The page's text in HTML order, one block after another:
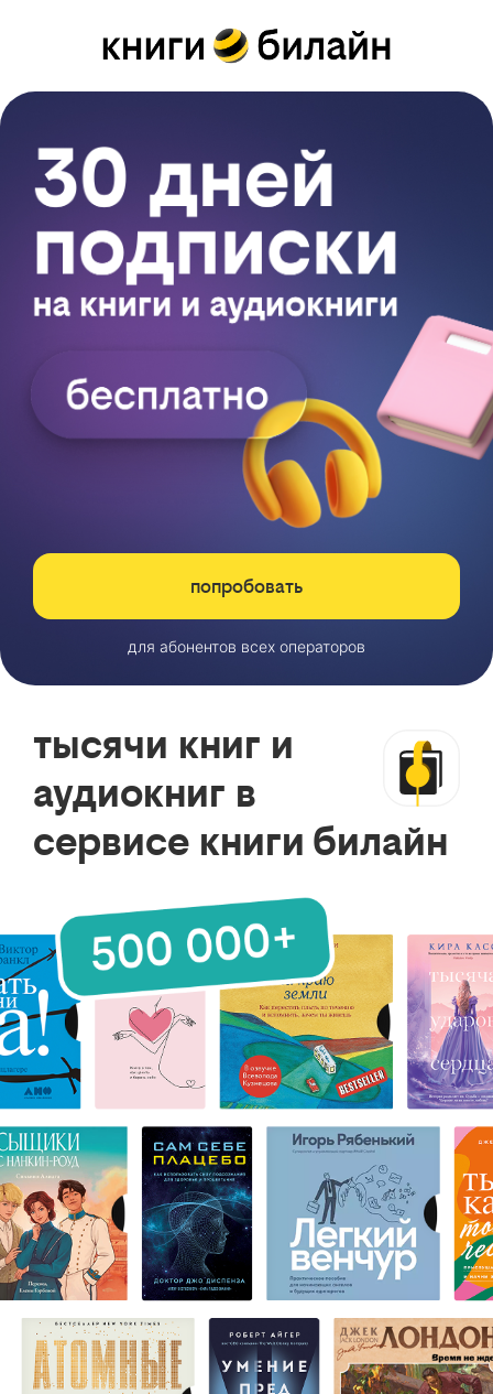
попробовать
для абонентов всех операторов
тысячи книг и
аудиокниг в
сервисе книги билайн